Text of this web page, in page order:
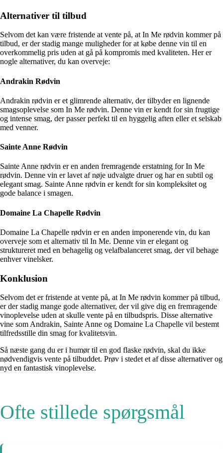
Alternativer til tilbud
Selvom det kan være fristende at vente på, at In Me rødvin kommer på
tilbud, er der stadig mange muligheder for at købe denne vin til en
overkommelig pris uden at gå på kompromis med kvaliteten. Her er
nogle alternativer, du kan overveje:
Andrakin Rødvin
Andrakin rødvin er et glimrende alternativ, der tilbyder en lignende
smagsoplevelse som In Me rødvin. Denne vin er kendt for sin frugtige
og intense smag, der passer perfekt til en hyggelig aften eller et selskab
med venner.
Sainte Anne Rødvin
Sainte Anne rødvin er en anden fremragende erstatning for In Me
rødvin. Denne vin er lavet af nøje udvalgte druer og har en subtil og
elegant smag. Sainte Anne rødvin er kendt for sin kompleksitet og
gode balance i smagen.
Domaine La Chapelle Rødvin
Domaine La Chapelle rødvin er en anden imponerende vin, du kan
overveje som et alternativ til In Me. Denne vin er elegant og
struktureret med en behagelig og velafbalanceret smag, der vil behage
enhver vinelsker.
Konklusion
Selvom det er fristende at vente på, at In Me rødvin kommer på tilbud,
er der stadig mange gode alternativer, der vil give dig en fremragende
vinoplevelse uden at skulle vente på en tilbudspris. Disse alternative
vine som Andrakin, Sainte Anne og Domaine La Chapelle vil bestemt
tilfredsstille din smag for kvalitetsvin.
Så næste gang du er i humør til en god flaske rødvin, skal du ikke
nødvendigvis vente på tilbuddet. Prøv i stedet et af disse alternativer og
nyd en fantastisk vinoplevelse.
Ofte stillede spørgsmål